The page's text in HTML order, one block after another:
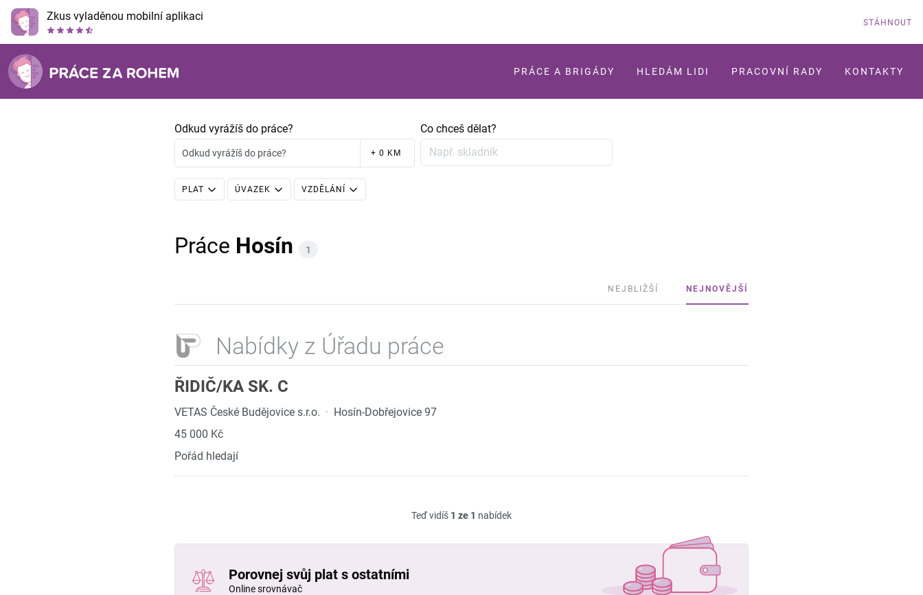
Zkus vyladěnou mobilní aplikaci STÁHNOUT
PRÁCE A BRIGÁDY HLEDÁM LIDI PRACOVNÍ RADY KONTAKTY
Odkud vyrážíš do práce?
Odkud vyrážíš do práce? + 0 KM
Co chceš dělat?
PLAT ÚVAZEK VZDĚLÁNÍ
Práce Hosín 1
NEJBLIŽŠÍ NEJNOVĚJŠÍ
Nabídky z Úřadu práce
ŘIDIČ/KA SK. C
VETAS České Budějovice s.r.o. · Hosín-Dobřejovice 97
45 000 Kč
Pořád hledají
Teď vidíš 1 ze 1 nabídek
Porovnej svůj plat s ostatními
Online srovnávač